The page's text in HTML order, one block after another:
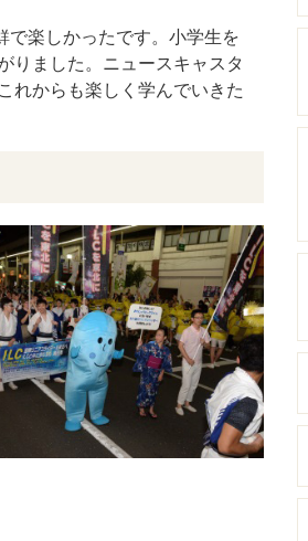
で楽しかったです。小学生を
りました。ニュースキャスタ
れからも楽しく学んでいきた